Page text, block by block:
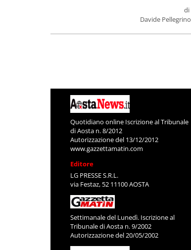
di
Davide Pellegrino
Quotidiano online Iscrizione al Tribunale
di Aosta n. 8/2012
Autorizzazione del 13/12/2012
www.gazzettamatin.com
Editore
LG PRESSE S.R.L.
via Festaz, 52 11100 AOSTA
Settimanale del Lunedì. Iscrizione al
Tribunale di Aosta n. 9/2002
Autorizzazione del 20/05/2002